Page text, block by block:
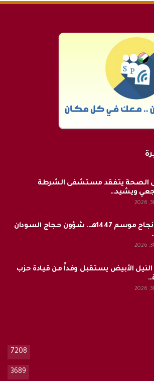
الصحة يتفقد مستشفى الشرطة
ويشيد…
بعد نجاح موسم 1447هـ.. شؤون حجاج السودان
النيل الأبيض يستقبل وفداً من قيادة حزب
7208
3689